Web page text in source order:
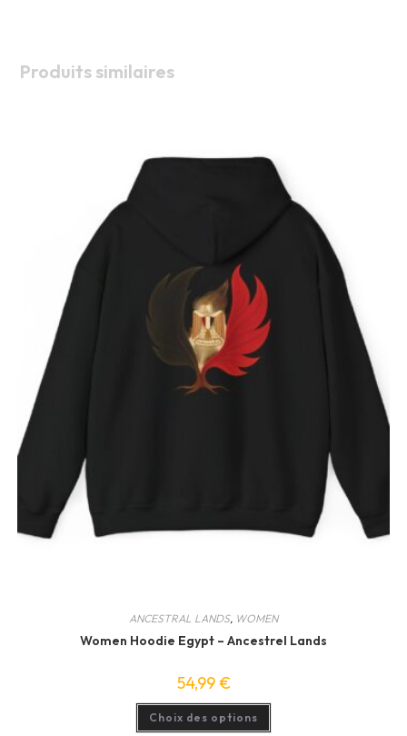
Produits similaires
ANCESTRAL LANDS, WOMEN
Women Hoodie Egypt – Ancestrel Lands
54,99€
Choix des options
Ce